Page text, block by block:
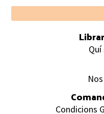
Footer
Condicions